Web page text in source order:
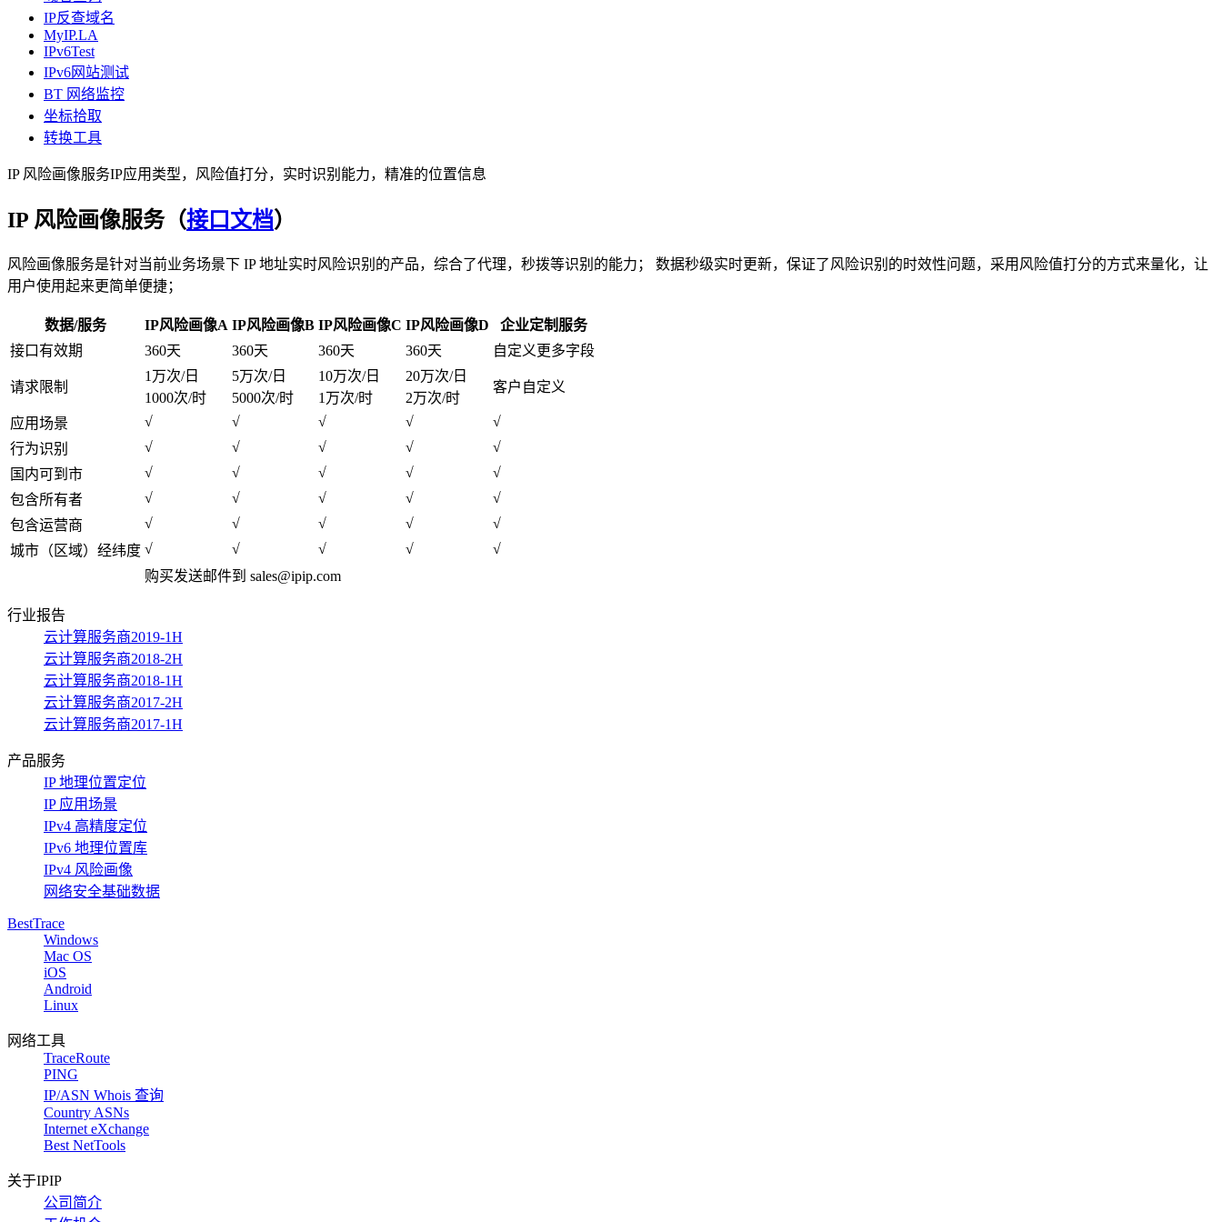
IP反查域名
MyIP.LA
IPv6Test
IPv6网站测试
BT 网络监控
坐标拾取
转换工具
IP 风险画像服务IP应用类型，风险值打分，实时识别能力，精准的位置信息
IP 风险画像服务（接口文档）
风险画像服务是针对当前业务场景下 IP 地址实时风险识别的产品，综合了代理，秒拨等识别的能力； 数据秒级实时更新，保证了风险识别的时效性问题，采用风险值打分的方式来量化，让
用户使用起来更简单便捷；
数据/服务 IP风险画像A IP风险画像B IP风险画像C IP风险画像D
企业定制服务
接口有效期
360天 360天 360天 360天 自定义更多字段
请求限制
1万次/日
1000次/时
5万次/日
5000次/时
10万次/日
1万次/时
20万次/日
2万次/时
客户自定义
应用场景 √ √ √ √
√
行为识别
√ √ √ √
√
国内可到市
√ √ √ √
√
包含所有者
√ √ √ √
√
包含运营商
√ √ √ √
√
城市（区域）经纬度 √ √ √ √
√
购买发送邮件到 sales@ipip.com
行业报告
云计算服务商2019-1H
云计算服务商2018-2H
云计算服务商2018-1H
云计算服务商2017-2H
云计算服务商2017-1H
产品服务
IP 地理位置定位
IP 应用场景
IPv4 高精度定位
IPv6 地理位置库
IPv4 风险画像
网络安全基础数据
BestTrace
Windows
Mac OS
iOS
Android
Linux
网络工具
TraceRoute
PING
IP/ASN Whois 查询
Country ASNs
Internet eXchange
Best NetTools
关于IPIP
公司简介